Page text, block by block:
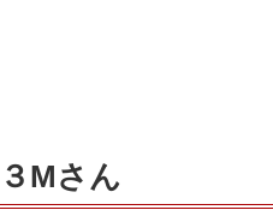
Mさん